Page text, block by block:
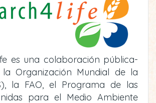
es una colaboración pública-
Organización Mundial de la
la FAO, el Programa de las
para el Medio Ambiente